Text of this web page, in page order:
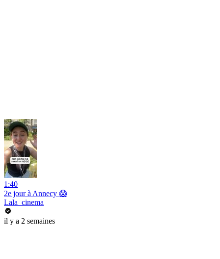
1:40
2e jour à Annecy 😱
Lala_cinema
il y a 2 semaines